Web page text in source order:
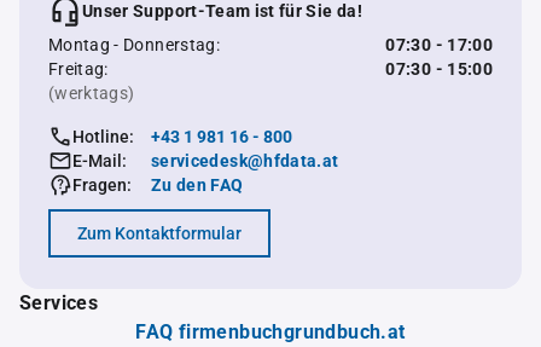
Unser Support-Team ist für Sie da!
Montag - Donnerstag:
07:30 - 17:00
Freitag:
07:30 - 15:00
(werktags)
Hotline:
+43 1 981 16 - 800
E-Mail:
servicedesk@hfdata.at
Fragen:
Zu den FAQ
Zum Kontaktformular
Services
FAQ firmenbuchgrundbuch.at